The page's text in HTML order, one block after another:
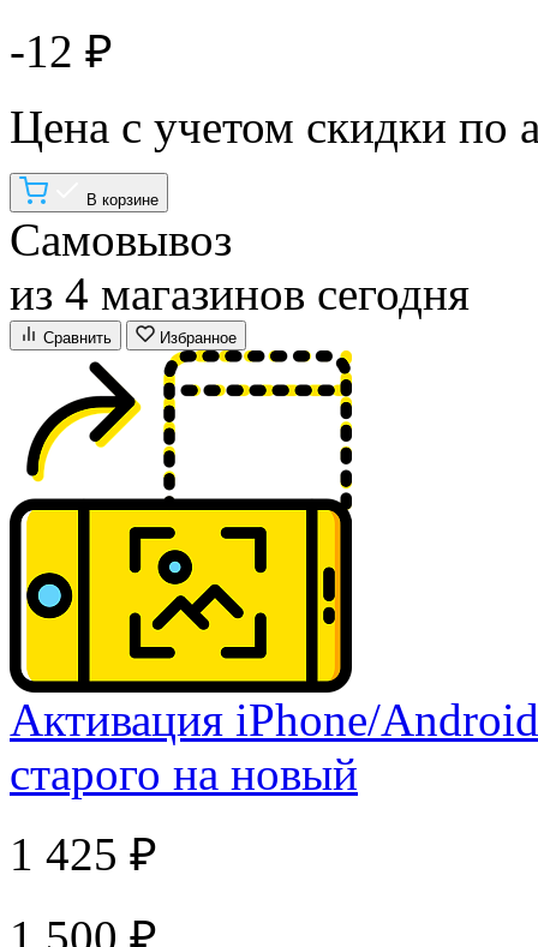
-12 ₽
Цена с учетом скидки по
В корзине
Самовывоз
из 4 магазинов сегодня
Сравнить Избранное
Активация iPhone/
старого на новый
1 425 ₽